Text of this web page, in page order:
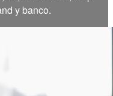
y banco.